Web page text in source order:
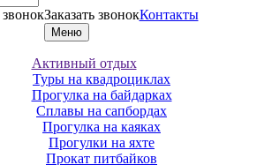
Заказать звонокКонтакты
Меню
Активный отдых
Туры на квадроциклах
Прогулка на байдарках
Сплавы на сапбордах
Прогулка на каяках
Прогулки на яхте
Прокат питбайков